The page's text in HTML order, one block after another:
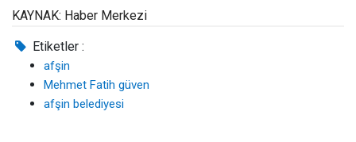
KAYNAK: Haber Merkezi
Etiketler :
afşin
Mehmet Fatih güven
afşin belediyesi